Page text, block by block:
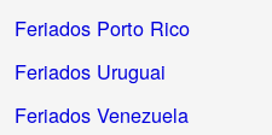
Feriados Porto Rico
Feriados Uruguai
Feriados Venezuela